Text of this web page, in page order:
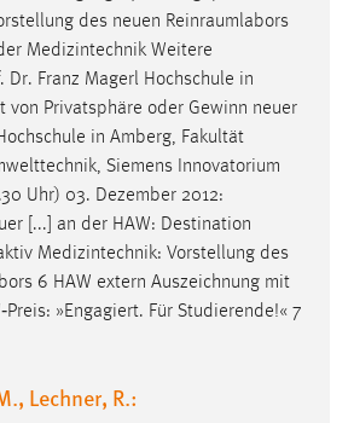
des neuen Reinraumlabors
Medizintechnik Weitere
Dr. Franz Magerl Hochschule in
von Privatsphäre oder Gewinn neuer
in Amberg, Fakultät
Siemens Innovatorium
Uhr) 03. Dezember 2012:
[...] an der HAW: Destination
Medizintechnik: Vorstellung des
6 HAW extern Auszeichnung mit
»Engagiert. Für Studierende!« 7
Lechner, R.:
sie Besucher über Websites